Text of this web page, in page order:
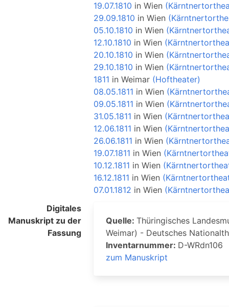
19.07.1810 inWien
29.09.1810 inWien
05.10.1810 inWien
12.10.1810 inWien
20.10.1810 inWien
29.10.1810 inWien
1811 inWeimar (Hoftheater)
08.05.1811 inWien
09.05.1811 inWien
31.05.1811 inWien
12.06.1811 inWien
26.06.1811 inWien
19.07.1811 inWien
10.12.1811 inWien
16.12.1811 inWien
07.01.1812 inWien
Digitales
Manuskript zu der
Fassung
Quelle:Thüringisches
Weimar) - Deutsches
Inventarnummer: D-WRdn106
zum Manuskript